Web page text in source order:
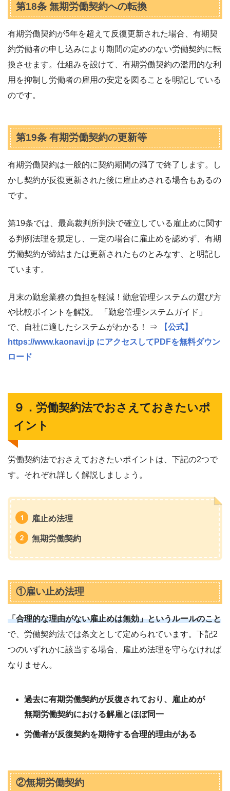
第18条 無期労働契約への転換
有期労働契約が5年を超えて反復更新された場合、有期契
約労働者の申し込みにより期間の定めのない労働契約に転
換させます。仕組みを設けて、有期労働契約の濫用的な利
用を抑制し労働者の雇用の安定を図ることを明記している
のです。
第19条 有期労働契約の更新等
有期労働契約は一般的に契約期間の満了で終了します。し
かし契約が反復更新された後に雇止めされる場合もあるの
です。
第19条では、最高裁判所判決で確立している雇止めに関す
る判例法理を規定し、一定の場合に雇止めを認めず、有期
労働契約が締結または更新されたものとみなす、と明記し
ています。
月末の勤怠業務の負担を軽減！勤怠管理システムの選び方
や比較ポイントを解説。 「勤怠管理システムガイド」
で、自社に適したシステムがわかる！ ⇒
【公式】
https://www.kaonavi.jp にアクセスしてPDFを無料ダウン
ロード
９．労働契約法でおさえておきたいポ
イント
労働契約法でおさえておきたいポイントは、下記の2つで
す。それぞれ詳しく解説しましょう。
雇止め法理
無期労働契約
①雇い止め法理
「合理的な理由がない雇止めは無効」というルールのこと
で、労働契約法では条文として定められています。下記2
つのいずれかに該当する場合、雇止め法理を守らなければ
なりません。
過去に有期労働契約が反復されており、雇止めが
無期労働契約における解雇とほぼ同一
労働者が反復契約を期待する合理的理由がある
②無期労働契約